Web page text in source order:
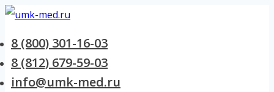
Перейти к содержанию
8 (800) 301-16-03
8 (812) 679-59-03
info@umk-med.ru